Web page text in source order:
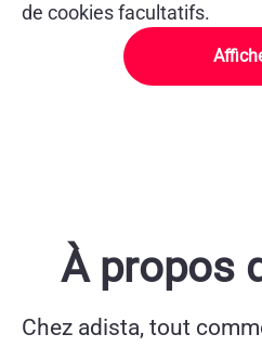
de cookies facultatifs.
À propos
Chez adista, tout